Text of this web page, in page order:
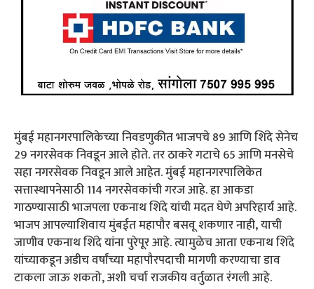
मुंबई महानगरपालिकेच्या निवडणुकीत भाजपचे 89 आणि शिंदे सेनेच
29 नगरसेवक निवडून आले होते. तर ठाकरे गटाचे 65 आणि मनसेचे
सहा नगरसेवक निवडून आले आहेत. मुंबई महानगरपालिकेत
सत्तास्थापनेसाठी 114 नगरसेवकांची गरज आहे. हा आकडा
गाठण्यासाठी भाजपला एकनाथ शिंदे यांची मदत घेणे अपरिहार्य आहे.
भाजप आपल्याशिवाय मुंबईत महापौर बसवू शकणार नाही, याची
जाणीव एकनाथ शिंदे यांना पुरेपूर आहे. त्यामुळेच आता एकनाथ शिंदे
यांच्याकडून अडीच वर्षांच्या महापौरपदाची मागणी करण्याचा डाव
टाकला जाऊ शकतो, अशी चर्चा राजकीय वर्तुळात रंगली आहे.